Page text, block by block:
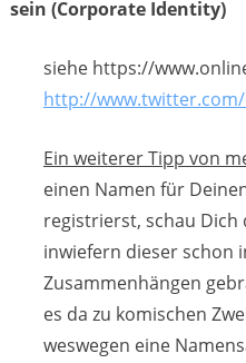
sein (Corporate Identity)
siehe https://
http://
Ein weiterer Tipp von
einen Namen für
registrierst, schau Dich
inwiefern dieser schon
Zusammenhängen
es da zu komischen
weswegen eine